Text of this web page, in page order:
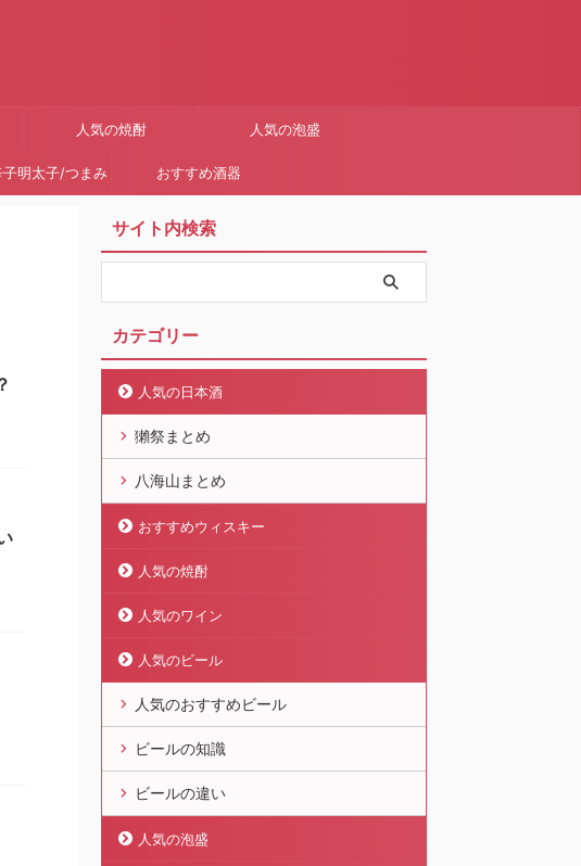
人気の焼酎 人気の泡盛
明太子/つまみ おすすめ酒器
サイト内検索
カテゴリー
人気の日本酒
獺祭まとめ
八海山まとめ
おすすめウィスキー
人気の焼酎
人気のワイン
人気のビール
人気のおすすめビール
ビールの知識
ビールの違い
人気の泡盛